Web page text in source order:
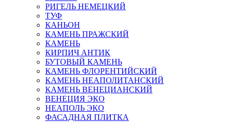
РИГЕЛЬ НЕМЕЦКИЙ
ТУФ
КАНЬОН
КАМЕНЬ ПРАЖСКИЙ
КАМЕНЬ
КИРПИЧ АНТИК
БУТОВЫЙ КАМЕНЬ
КАМЕНЬ ФЛОРЕНТИЙСКИЙ
КАМЕНЬ НЕАПОЛИТАНСКИЙ
КАМЕНЬ ВЕНЕЦИАНСКИЙ
ВЕНЕЦИЯ ЭКО
НЕАПОЛЬ ЭКО
ФАСАДНАЯ ПЛИТКА